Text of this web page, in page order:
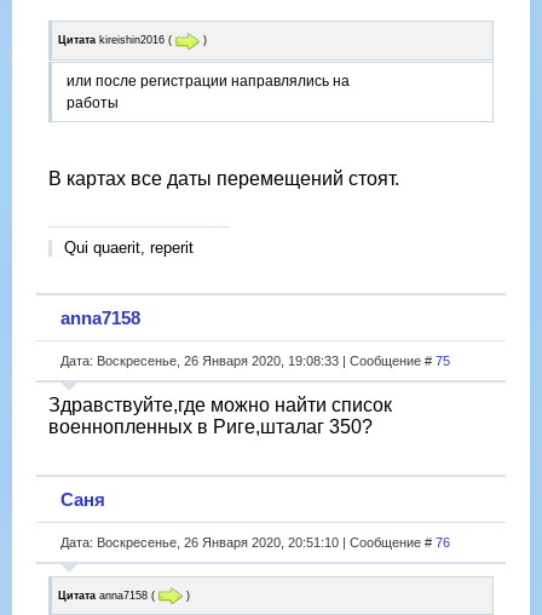
Цитата kireishin2016 ( )
или после регистрации направлялись на
работы
В картах все даты перемещений стоят.
Qui quaerit, reperit
anna7158
Дата: Воскресенье, 26 Января 2020, 19:08:33 | Сообщение # 75
Здравствуйте,где можно найти список
военнопленных в Риге,шталаг 350?
Саня
Дата: Воскресенье, 26 Января 2020, 20:51:10 | Сообщение # 76
Цитата anna7158 ( )